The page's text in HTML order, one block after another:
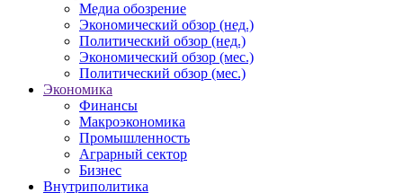
Медиа обозрение
Экономический обзор (нед.)
Политический обзор (нед.)
Экономический обзор (мес.)
Политический обзор (мес.)
Экономика
Финансы
Макроэкономика
Промышленность
Аграрный сектор
Бизнес
Внутриполитика